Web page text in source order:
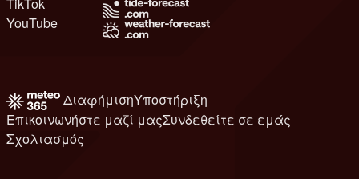
YouTube
ΔιαφήμισηΥποστήριξη
Επικοινωνήστε μαζί μαςΣυνδεθείτε σε εμάς
Σχολιασμός